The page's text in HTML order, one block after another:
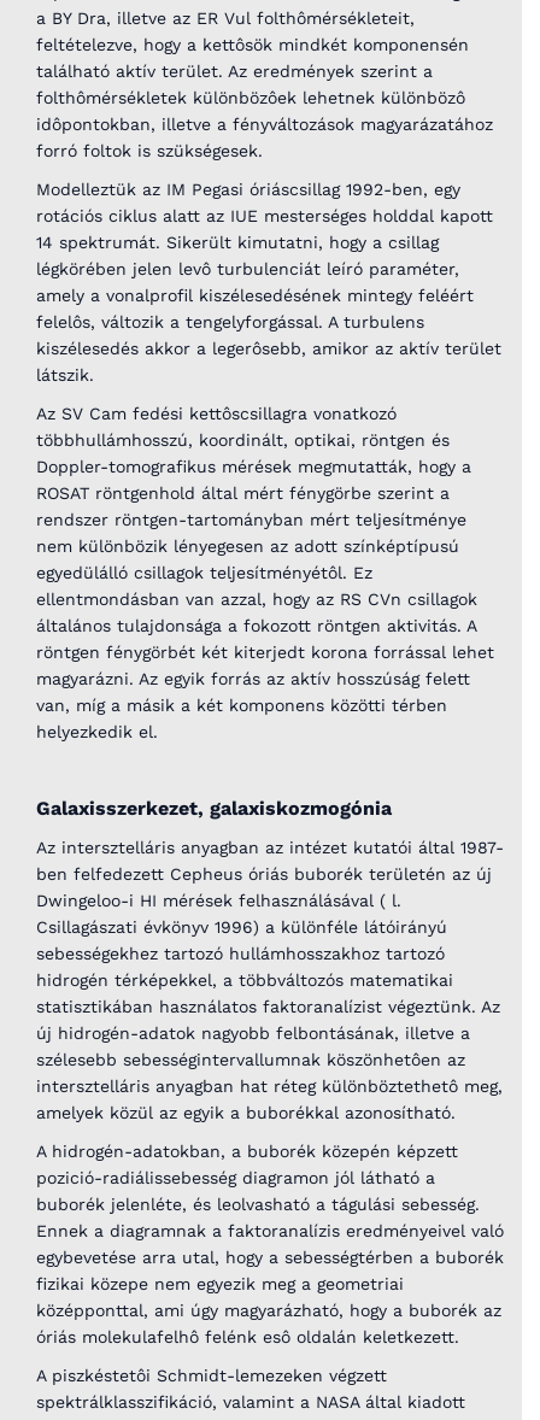
a BY Dra, illetve az ER Vul folthômérsékleteit,
feltételezve, hogy a kettôsök mindkét komponensén
található aktív terület. Az eredmények szerint a
folthômérsékletek különbözôek lehetnek különbözô
idôpontokban, illetve a fényváltozások magyarázatához
forró foltok is szükségesek.
Modelleztük az IM Pegasi óriáscsillag 1992-ben, egy
rotációs ciklus alatt az IUE mesterséges holddal kapott
14 spektrumát. Sikerült kimutatni, hogy a csillag
légkörében jelen levô turbulenciát leíró paraméter,
amely a vonalprofil kiszélesedésének mintegy feléért
felelôs, változik a tengelyforgással. A turbulens
kiszélesedés akkor a legerôsebb, amikor az aktív terület
látszik.
Az SV Cam fedési kettôscsillagra vonatkozó
többhullámhosszú, koordinált, optikai, röntgen és
Doppler-tomografikus mérések megmutatták, hogy a
ROSAT röntgenhold által mért fénygörbe szerint a
rendszer röntgen-tartományban mért teljesítménye
nem különbözik lényegesen az adott színképtípusú
egyedülálló csillagok teljesítményétôl. Ez
ellentmondásban van azzal, hogy az RS CVn csillagok
általános tulajdonsága a fokozott röntgen aktivitás. A
röntgen fénygörbét két kiterjedt korona forrással lehet
magyarázni. Az egyik forrás az aktív hosszúság felett
van, míg a másik a két komponens közötti térben
helyezkedik el.
Galaxisszerkezet, galaxiskozmogónia
Az intersztelláris anyagban az intézet kutatói által 1987-
ben felfedezett Cepheus óriás buborék területén az új
Dwingeloo-i HI mérések felhasználásával ( l.
Csillagászati évkönyv 1996) a különféle látóirányú
sebességekhez tartozó hullámhosszakhoz tartozó
hidrogén térképekkel, a többváltozós matematikai
statisztikában használatos faktoranalízist végeztünk. Az
új hidrogén-adatok nagyobb felbontásának, illetve a
szélesebb sebességintervallumnak köszönhetôen az
intersztelláris anyagban hat réteg különböztethetô meg,
amelyek közül az egyik a buborékkal azonosítható.
A hidrogén-adatokban, a buborék közepén képzett
pozició-radiálissebesség diagramon jól látható a
buborék jelenléte, és leolvasható a tágulási sebesség.
Ennek a diagramnak a faktoranalízis eredményeivel való
egybevetése arra utal, hogy a sebességtérben a buborék
fizikai közepe nem egyezik meg a geometriai
középponttal, ami úgy magyarázható, hogy a buborék az
óriás molekulafelhô felénk esô oldalán keletkezett.
A piszkéstetôi Schmidt-lemezeken végzett
spektrálklasszifikáció, valamint a NASA által kiadott